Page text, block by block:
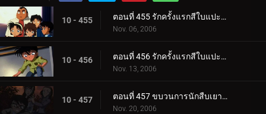
10 - 455 ตอนที่ 455 รักครั้งแรกสีใบแปะก๊วย (ตอนแรก)
Nov. 06, 2006
10 - 456 ตอนที่ 456 รักครั้งแรกสีใบแปะก๊วย (ตอนจบ)
Nov. 13, 2006
10 - 457 ตอนที่ 457 ขบวนการนักสืบเยาวชนกับหนอนแก้วสี่พี่น้อง
Nov. 20, 2006